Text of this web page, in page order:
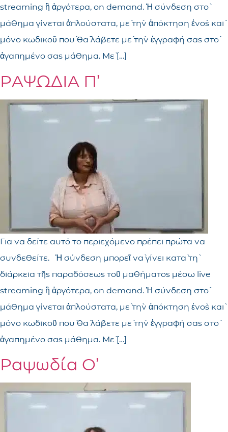
streaming ἢ ἀργότερα, on demand. Ἡ σύνδεση στὸ
μάθημα γίνεται ἁπλούστατα, μὲ τὴν ἀπόκτηση ἑνὸς καὶ
μόνο κωδικοῦ ποὺ θὰ λάβετε μὲ τὴν ἐγγραφή σας στὸ
ἀγαπημένο σας μάθημα. Μὲ […]
ΡΑΨΩΔΙΑ Π’
Για να δείτε αυτό το περιεχόμενο πρέπει πρώτα να
συνδεθείτε. Ἡ σύνδεση μπορεῖ νὰ γίνει κατὰ τὴ
διάρκεια τῆς παραδόσεως τοῦ μαθήματος μέσω live
streaming ἢ ἀργότερα, on demand. Ἡ σύνδεση στὸ
μάθημα γίνεται ἁπλούστατα, μὲ τὴν ἀπόκτηση ἑνὸς καὶ
μόνο κωδικοῦ ποὺ θὰ λάβετε μὲ τὴν ἐγγραφή σας στὸ
ἀγαπημένο σας μάθημα. Μὲ […]
Ραψωδία Ο’